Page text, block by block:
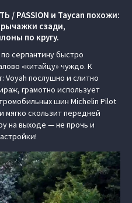
/ PASSION и Taycan похожи:
сзади,
по кругу.
серпантину быстро
«китайцу» чуждо. К
Voyah послушно и слитно
грамотно использует
шин Michelin Pilot
мягко скользит передней
на выходе — не прочь и